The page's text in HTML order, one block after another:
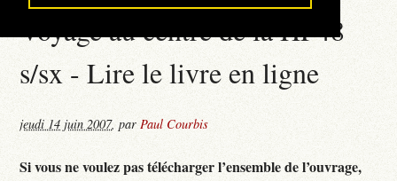
Voyage au centre de la HP48
s/sx - Lire le livre en ligne
jeudi 14 juin 2007,parPaul Courbis
Si vous ne voulez pas télécharger l’ensemble de l’ouvrage,